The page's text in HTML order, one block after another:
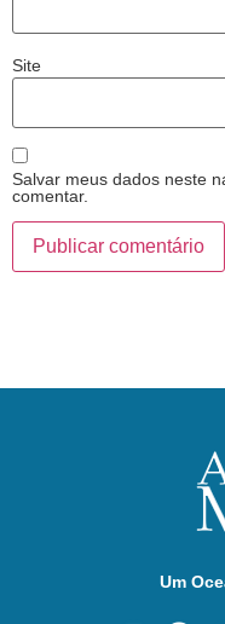
Site
Salvar meus dados neste
comentar.
Um